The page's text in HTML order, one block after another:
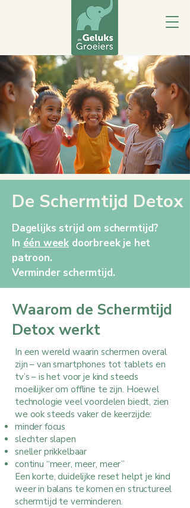
De Schermtijd Detox
Dagelijks strijd om schermtijd?
In één week doorbreek je het
patroon.
Verminder schermtijd.
Waarom de Schermtijd
Detox werkt
In een wereld waarin schermen overal
zijn – van smartphones tot tablets en
tv’s – is het voor je kind steeds
moeilijker om offline te zijn. Hoewel
technologie veel voordelen biedt, zien
we ook steeds vaker de keerzijde:
minder focus
slechter slapen
sneller prikkelbaar
continu “meer, meer, meer”
Een korte, duidelijke reset helpt je kind
weer in balans te komen en structureel
schermtijd te verminderen.